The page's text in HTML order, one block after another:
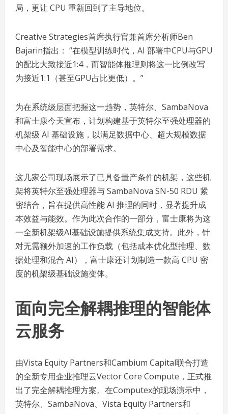
局，更让 CPU 重新回到了主导地位。
Creative Strategies首席执行官兼首席分析师Ben
Bajarin指出： “在模型训练时代，AI 部署中CPU与GPU
的配比大致接近1:4，而智能体推理则将这一比例改写
为接近1:1（甚至GPU占比更低）。”
为在系统级层面把握这一趋势，英特尔、SambaNova
和富士康今天宣布，计划构建基于英特尔至强处理器的
机架级 AI 基础设施，以满足数据中心、超大规模数据
中心及智能中心的部署需求。
这几家公司现场展示了已具备量产条件的机架，这些机
架将英特尔至强处理器与 SambaNova SN-50 RDU 紧
密结合，旨在提供高性能 AI 推理的同时，显著提升成
本效益与能效。作为此次合作的一部分，富士康将为这
一全新机架级AI基础设施提供系统集成支持。此外，针
对无需额外加速的工作负载（包括成本优化型推理、数
据处理和混合 AI），富士康还计划制造一款高 CPU 密
度的机架级基础设施变体。
面向完全解耦推理的智能体
云服务
由Vista Equity Partners和Cambium Capital联合打造
的全新专用企业推理云Vector Core Compute，正式推
出了完全解耦推理方案。在Computex的现场演示中，
英特尔、SambaNova、Vista Equity Partners和